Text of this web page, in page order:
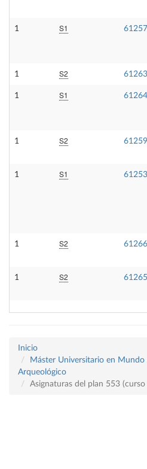
1 S1 61257
1 S2 61263
1 S1 61264
1 S2 61259
1 S1 61253
1 S2 61266
1 S2 61265
Inicio
Máster Universitario en
Arqueológico
Asignaturas del plan 553